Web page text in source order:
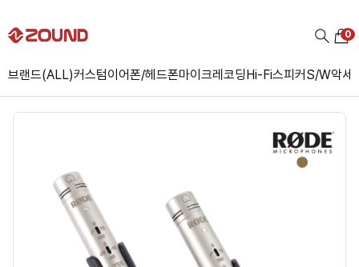
브랜드(ALL)커스텀이어폰/헤드폰마이크레코딩Hi-Fi스피커S/W악세
0